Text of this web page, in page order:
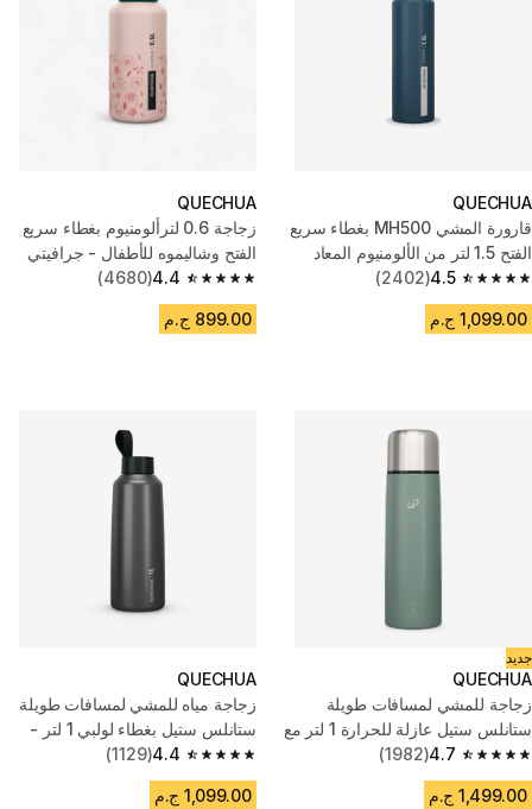
QUECHUA
قارورة المشي MH500 بغطاء سريع
الفتح 1.5 لتر من الألومنيوم المعاد
تدويره - أزرق
4.5
4.5 out of 5 stars from 2402 reviews
(2402)
1,099.00 ج.م
QUECHUA
زجاجة 0.6 لترألومنيوم بغطاء سريع
الفتح وشاليموه للأطفال - جرافيتي
4.4
4.4 out of 5 stars from 4680 reviews
(4680)
899.00 ج.م
جديد
QUECHUA
زجاجة للمشي لمسافات طويلة
ستانلس ستيل عازلة للحرارة 1 لتر مع
كوب - أخضر4.7
4.7 out of 5 stars from 1982 reviews
(1982)
1,499.00 ج.م
QUECHUA
زجاجة مياه للمشي لمسافات طويلة
ستانلس ستيل بغطاء لولبي 1 لتر -
رمادي
4.4
4.4 out of 5 stars from 1129 reviews
(1129)
1,099.00 ج.م